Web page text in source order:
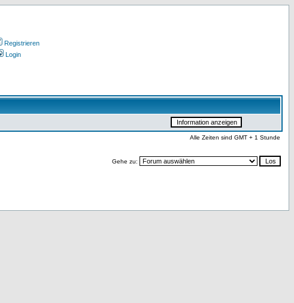
Registrieren
Login
Alle Zeiten sind GMT + 1 Stunde
Gehe zu: